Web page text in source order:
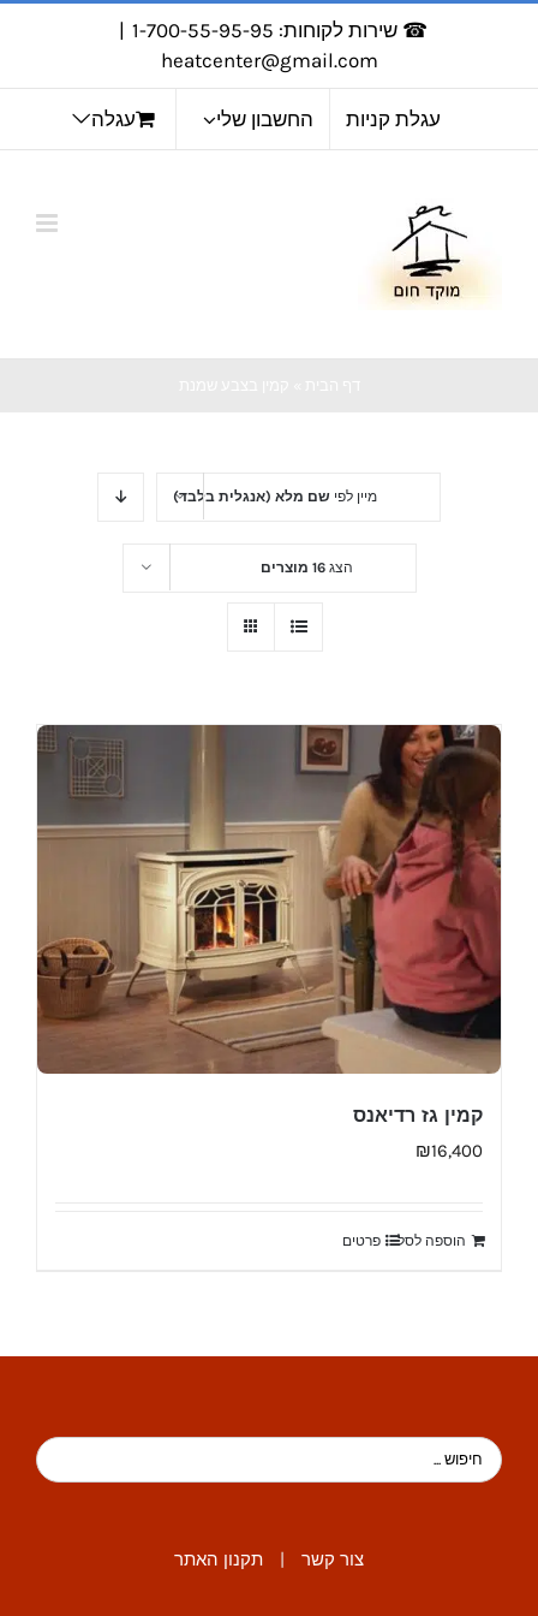
☎ שירות לקוחות: 1-700-55-95-95
|
heatcenter@gmail.com
עגלת קניות החשבון שלי עגלה
מיין לפי שם מלא (אנגלית בלבד)
הצג16 מוצרים
קמין גז רדיאנס
₪16,400
הוספה לסל פרטים
צור קשר | תקנון האתר